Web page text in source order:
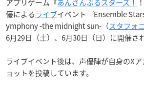
アプリゲーム『あんさんぶるスターズ！
優によるライブイベント『Ensemble
ymphony -the midnight sun-（スタフォ
6月29日（土）、6月30日（日）に開催さ
ライブイベント後は、声優陣が自身のX
ョットを投稿しています。